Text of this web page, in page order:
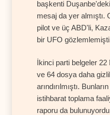
başkenti
mesaj da yer almıştı.
pilot ve üç ABD'li,
bir UFO
İkinci parti belgeler 22
ve 64 dosya daha
arındırılmıştı.
istihbarat toplama
raporu da